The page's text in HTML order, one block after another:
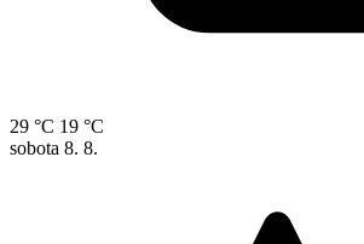
29 °C 19 °C
sobota 8. 8.